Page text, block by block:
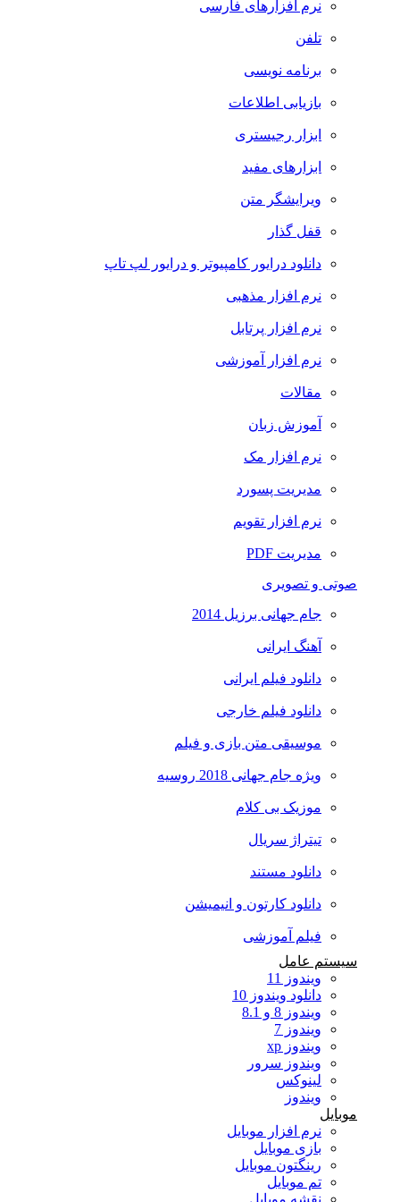
نرم افزارهای فارسی
تلفن
برنامه نویسی
بازیابی اطلاعات
ابزار رجیستری
ابزارهای مفید
ویرایشگر متن
قفل گذار
دانلود درایور کامپیوتر و درایور لپ تاپ
نرم افزار مذهبی
نرم افزار پرتابل
نرم افزار آموزشی
مقالات
آموزش زبان
نرم افزار مک
مدیریت پسورد
نرم افزار تقویم
مدیریت PDF
صوتی و تصویری
جام جهانی برزیل 2014
آهنگ ایرانی
دانلود فیلم ایرانی
دانلود فیلم خارجی
موسیقی متن بازی و فیلم
ویژه جام جهانی 2018 روسیه
موزیک بی کلام
تیتراژ سریال
دانلود مستند
دانلود کارتون و انیمیشن
فیلم آموزشی
سیستم عامل
ویندوز 11
دانلود ویندوز 10
ویندوز 8 و 8.1
ویندوز 7
ویندوز xp
ویندوز سرور
لینوکس
ویندوز
نرم افزار موبایل
بازی موبایل
رینگتون موبایل
تم موبایل
نقشه موبایل